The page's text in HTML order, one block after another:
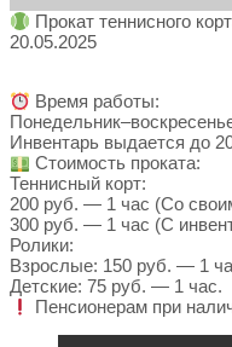
Прокат теннисного
20.05.2025
Время работы:
Инвентарь выдается до
Стоимость проката:
Теннисный корт:
200 руб. — 1 час (Со
300 руб. — 1 час (С
Ролики:
Взрослые: 150 руб. — 1
Детские: 75 руб. — 1 час.
Пенсионерам при